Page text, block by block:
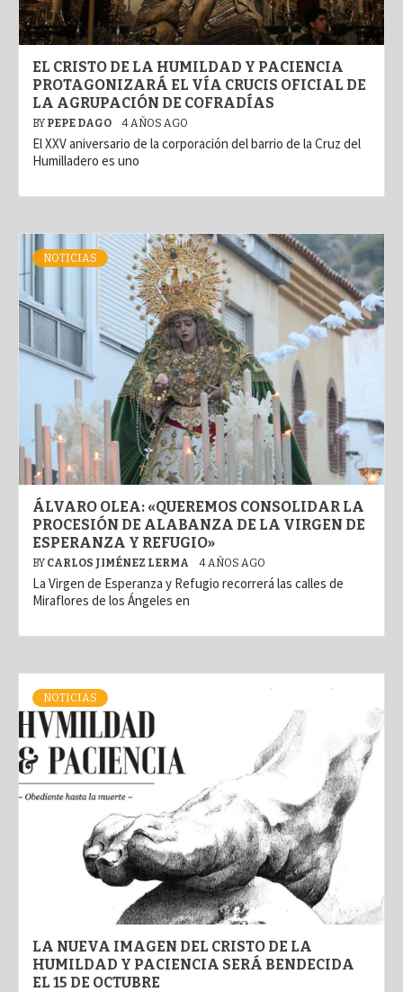
EL CRISTO DE LA HUMILDAD Y PACIENCIA
PROTAGONIZARÁ EL VÍA CRUCIS OFICIAL DE
LA AGRUPACIÓN DE COFRADÍAS
BY PEPE DAGO 4 AÑOS AGO
El XXV aniversario de la corporación del barrio de la Cruz del
Humilladero es uno
NOTICIAS
ÁLVARO OLEA: «QUEREMOS CONSOLIDAR LA
PROCESIÓN DE ALABANZA DE LA VIRGEN DE
ESPERANZA Y REFUGIO»
BY CARLOS JIMÉNEZ LERMA 4 AÑOS AGO
La Virgen de Esperanza y Refugio recorrerá las calles de
Miraflores de los Ángeles en
NOTICIAS
LA NUEVA IMAGEN DEL CRISTO DE LA
HUMILDAD Y PACIENCIA SERÁ BENDECIDA
EL 15 DE OCTUBRE